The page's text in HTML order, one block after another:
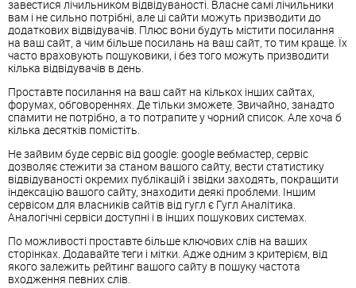
завестися лічильником відвідуваності. Власне самі лічильники
вам і не сильно потрібні, але ці сайти можуть призводити до
додаткових відвідувачів. Плюс вони будуть містити посилання
на ваш сайт, а чим більше посилань на ваш сайт, то тим краще. Їх
часто враховують пошуковики, і без того можуть призводити
кілька відвідувачів в день.
Проставте посилання на ваш сайт на кількох інших сайтах,
форумах, обговореннях. Де тільки зможете. Звичайно, занадто
спамити не потрібно, а то потрапите у чорний список. Але хоча б
кілька десятків помістіть.
Не зайвим буде сервіс від google: google вебмастер, сервіс
дозволяє стежити за станом вашого сайту, вести статистику
відвідуваності окремих публікацій і звідки заходять, покращити
індексацію вашого сайту, знаходити деякі проблеми. Іншим
сервісом для власників сайтів від гугл є Гугл Аналітика.
Аналогічні сервіси доступні і в інших пошукових системах.
По можливості проставте більше ключових слів на ваших
сторінках. Додавайте теги і мітки. Адже одним з критерієм, від
якого залежить рейтинг вашого сайту в пошуку частота
входження певних слів.